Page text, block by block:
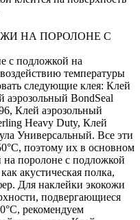
НА ПОРОЛОНЕ С
с подложкой на
температуры
следующие клея: Клей
аэрозольный BondSeal
Клей аэрозольный
Heavy Duty, Клей
Универсальный. Все эти
поэтому их в основном
на поролоне с подложкой
акустическая полка,
Для наклейки экокожи
подвергающиеся
рекомендуем